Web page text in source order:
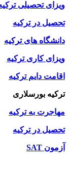
ویزای تحصیلی
تحصیل در ترکیه
دانشگاه های ترکیه
ویزای کاری ترکیه
اقامت دایم ترکیه
ترکیه بورسلاری
مهاجرت به ترکیه
تحصیل در ترکیه
آزمون SAT